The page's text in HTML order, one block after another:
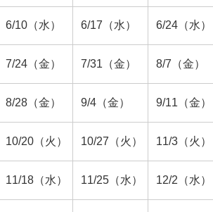
6/10（水） 6/17（水） 6/24（水）
7/24（金） 7/31（金） 8/7（金）
8/28（金） 9/4（金） 9/11（金）
10/20（火） 10/27（火） 11/3（火）
11/18（水） 11/25（水） 12/2（水）